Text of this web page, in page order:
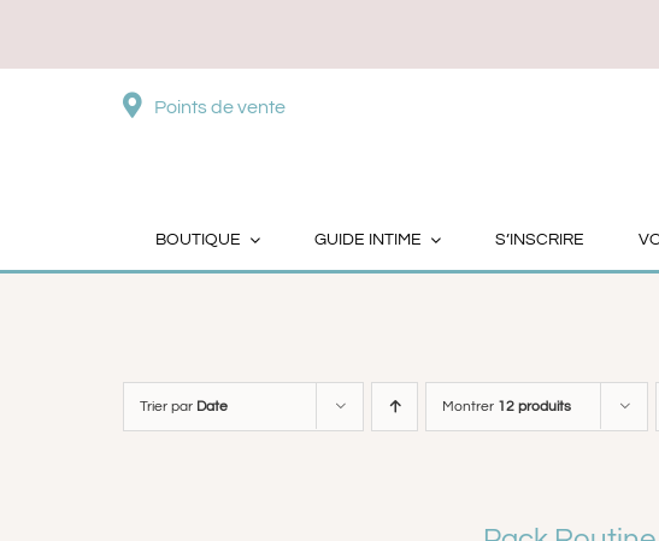
contenu
Points de vente
BOUTIQUE GUIDE INTIME S’INSCRIRE
Trier par Date Montrer 12 produits